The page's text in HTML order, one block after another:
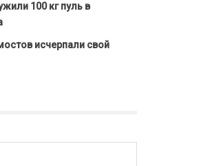
100 кг пуль в
исчерпали свой